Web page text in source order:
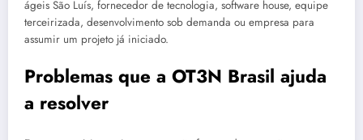
ágeis São Luís, fornecedor de tecnologia, software house, equipe
terceirizada, desenvolvimento sob demanda ou empresa para
assumir um projeto já iniciado.
Problemas que a OT3N Brasil ajuda
a resolver